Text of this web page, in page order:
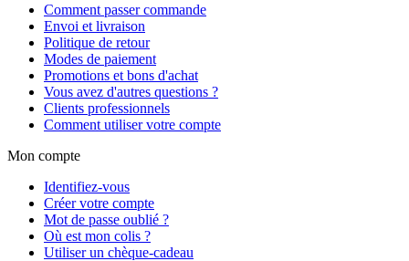
Comment passer commande
Envoi et livraison
Politique de retour
Modes de paiement
Promotions et bons d'achat
Vous avez d'autres questions ?
Clients professionnels
Comment utiliser votre compte
Mon compte
Identifiez-vous
Créer votre compte
Mot de passe oublié ?
Où est mon colis ?
Utiliser un chèque-cadeau